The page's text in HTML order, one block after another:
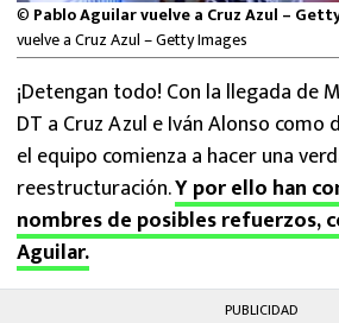
© Pablo Aguilar vuelve a Cruz Azul –
vuelve a Cruz Azul – Getty Images
¡Detengan todo! Con la llegada de
DT a Cruz Azul e Iván Alonso
el equipo comienza a hacer una
reestructuración.Y por ello han
nombres de posibles refuerzos,
Aguilar.
PUBLICIDAD